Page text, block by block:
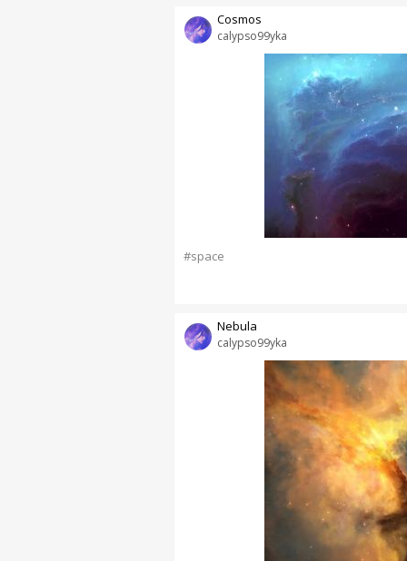
calypso99yka
Cosmos
#space
calypso99yka
Nebula